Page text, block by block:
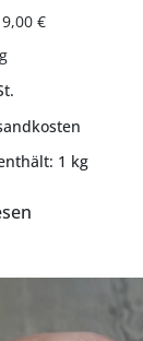
€
1 kg